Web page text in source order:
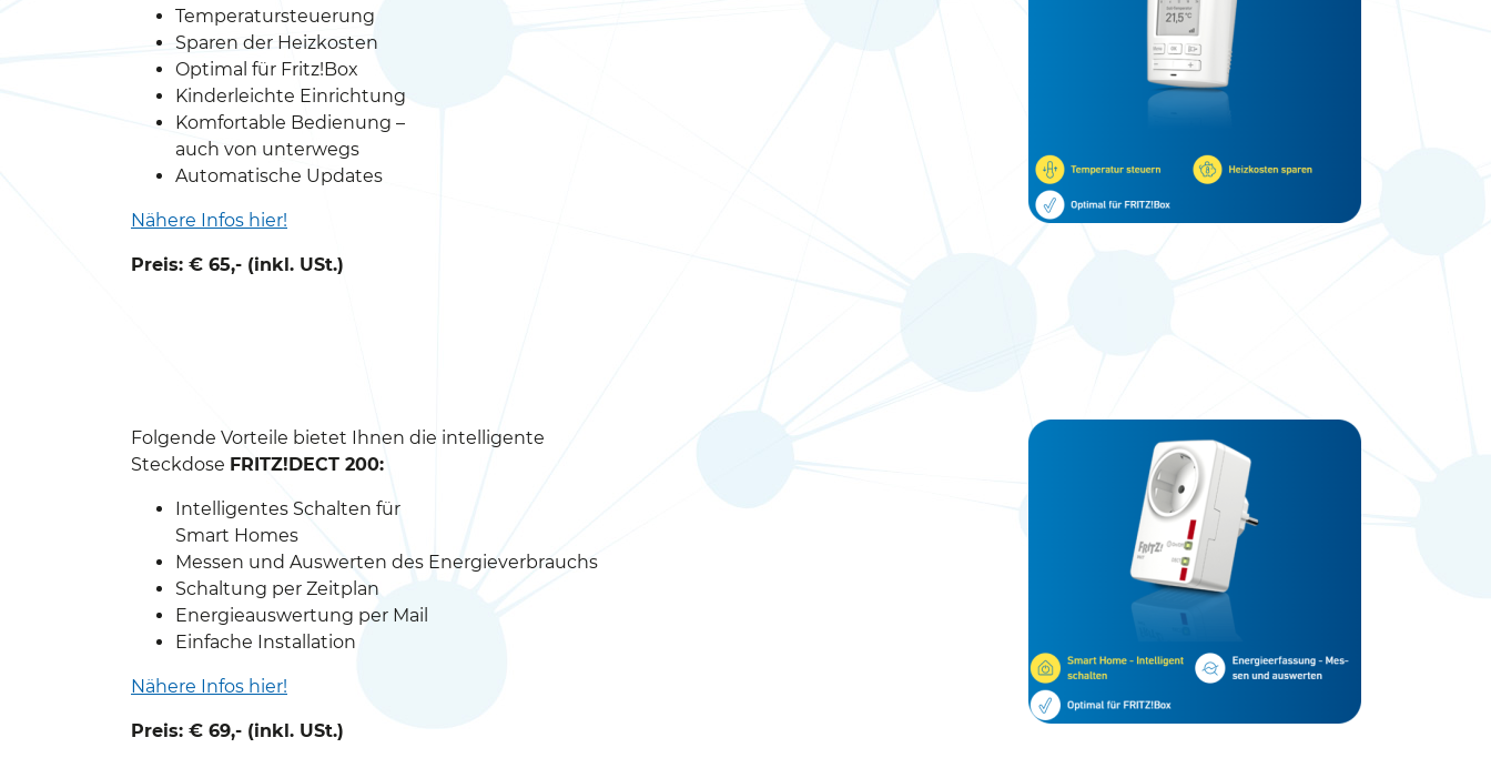
Temperatursteuerung
Sparen der Heizkosten
Optimal für Fritz!Box
Kinderleichte Einrichtung
Komfortable Bedienung –
auch von unterwegs
Automatische Updates
Nähere Infos hier!
Preis: € 65,- (inkl. USt.)
Folgende Vorteile bietet Ihnen die intelligente
Steckdose FRITZ!DECT 200:
Intelligentes Schalten für
Smart Homes
Messen und Auswerten des Energieverbrauchs
Schaltung per Zeitplan
Energieauswertung per Mail
Einfache Installation
Nähere Infos hier!
Preis: € 69,- (inkl. USt.)